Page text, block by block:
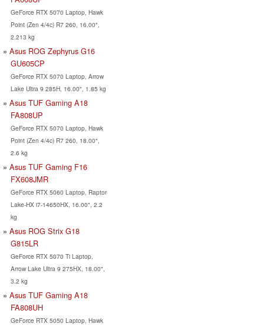
GeForce RTX 5070 Laptop, Hawk
Point (Zen 4/4c) R7 260, 16.00",
2.213 kg
Asus ROG Zephyrus G16
GU605CP
GeForce RTX 5070 Laptop, Arrow
Lake Ultra 9 285H, 16.00", 1.85 kg
Asus TUF Gaming A18
FA808UP
GeForce RTX 5070 Laptop, Hawk
Point (Zen 4/4c) R7 260, 18.00",
2.6 kg
Asus TUF Gaming F16
FX608JMR
GeForce RTX 5060 Laptop, Raptor
Lake-HX i7-14650HX, 16.00", 2.2
kg
Asus ROG Strix G18
G815LR
GeForce RTX 5070 Ti Laptop,
Arrow Lake Ultra 9 275HX, 18.00",
3.2 kg
Asus TUF Gaming A18
FA808UH
GeForce RTX 5050 Laptop, Hawk